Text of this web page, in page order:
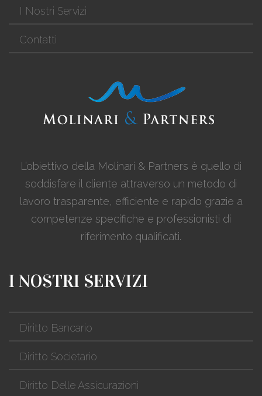
I Nostri Servizi
Contatti
L’obiettivo della Molinari & Partners è quello di
soddisfare il cliente attraverso un metodo di
lavoro trasparente, efficiente e rapido grazie a
competenze specifiche e professionisti di
riferimento qualificati.
I NOSTRI SERVIZI
Diritto Bancario
Diritto Societario
Diritto Delle Assicurazioni